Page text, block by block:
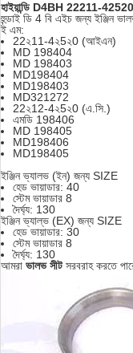
হাইয়ান্ডি D4BH 22211-
হুন্ডাই ডি 4 বি এইচ জন্য ইঞ্জিন
ই এম:
22২11-4২5২0 (আইএন)
MD 198404
MD 198403
MD198404
MD198403
MD321272
22২12-4২5২0 (এ.সি.)
এমডি 198406
MD 198405
MD198406
MD198405
ইঞ্জিন ভ্যালভ (ইন) জন্য SIZE
হেড ভায়াডার: 40
স্টেম ভায়াডার 8
দৈর্ঘ্য: 130
ইঞ্জিন ভ্যাল্ভ (EX) জন্য SIZE
হেড ভায়াডার: 30
স্টেম ভায়াডার 8
দৈর্ঘ্য: 130
আমরা ভালভ সীটসরবরাহ করতে